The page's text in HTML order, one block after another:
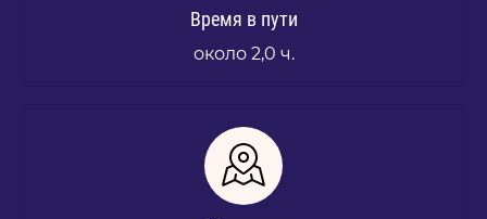
Время в пути
около 2,0 ч.